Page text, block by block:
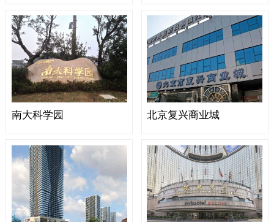
南大科学园 北京复兴商业城